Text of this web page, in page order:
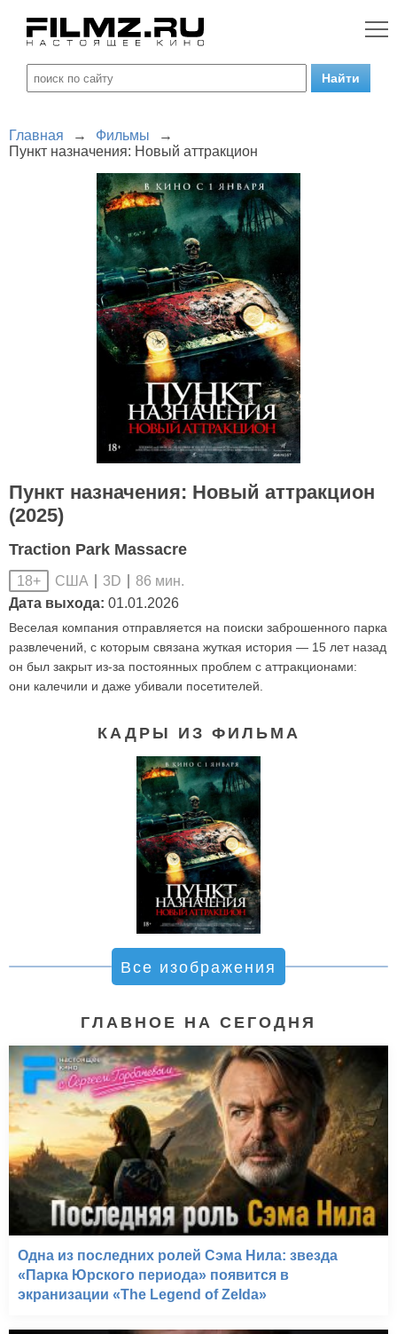
Главная → Фильмы
→
Пункт назначения: Новый аттракцион
Пункт назначения: Новый аттракцион
(2025)
Traction Park Massacre
18+ США 3D
86 мин.
Дата выхода: 01.01.2026
Веселая компания отправляется на поиски заброшенного парка
развлечений, с которым связана жуткая история — 15 лет назад
он был закрыт из-за постоянных проблем с аттракционами:
они калечили и даже убивали посетителей.
КАДРЫ ИЗ ФИЛЬМА
Все изображения
ГЛАВНОЕ НА СЕГОДНЯ
Одна из последних ролей Сэма Нила: звезда
«Парка Юрского периода» появится в
экранизации «The Legend of Zelda»